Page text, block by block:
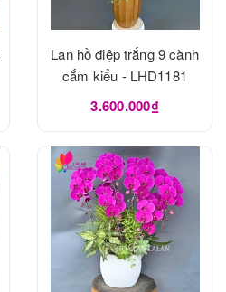
Lan hồ điệp trắng 9 cành
cắm kiểu - LHD1181
3.600.000₫